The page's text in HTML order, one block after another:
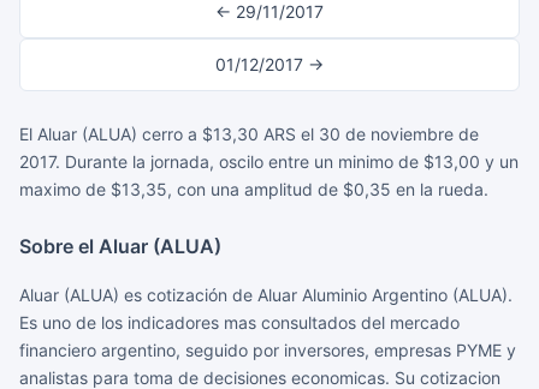
← 29/11/2017
01/12/2017 →
El Aluar (ALUA) cerro a $13,30 ARS el 30 de noviembre de
2017. Durante la jornada, oscilo entre un minimo de $13,00 y un
maximo de $13,35, con una amplitud de $0,35 en la rueda.
Sobre el Aluar (ALUA)
Aluar (ALUA) es cotización de Aluar Aluminio Argentino (ALUA).
Es uno de los indicadores mas consultados del mercado
financiero argentino, seguido por inversores, empresas PYME y
analistas para toma de decisiones economicas. Su cotizacion